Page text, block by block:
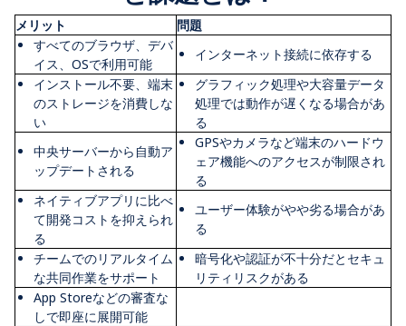
メリット
問題
すべてのブラウザ、デバ
イス、 OSで利用可能
インターネット接続に依存する
インストール不要、端末
のストレージを消費しな
い
グラフィック処理や大容量データ
処理では動作が遅くなる場合があ
る
中央サーバーから自動ア
ップデートされる
GPSやカメラなど端末のハードウ
ェア機能へのアクセスが制限され
る
ネイティブアプリに比べ
て開発コストを抑えられ
る
ユーザー体験がやや劣る場合があ
る
チームでのリアルタイム
な共同作業をサポート
暗号化や認証が不十分だとセキュ
リティリスクがある
App Storeなどの審査な
しで即座に展開可能